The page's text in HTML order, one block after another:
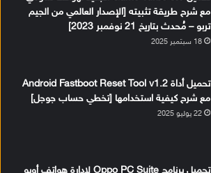
مع شرح طريقة تثبيته [الإصدار العالمي من الجيم
تربو – مُحدث بتاريخ 21 نوفمبر 2023]
18 سبتمبر 2025
تحميل أداة Android Fastboot Reset Tool v1.2
مع شرح كيفية استخدامها [تخطي حساب جوجل]
22 يوليو 2025